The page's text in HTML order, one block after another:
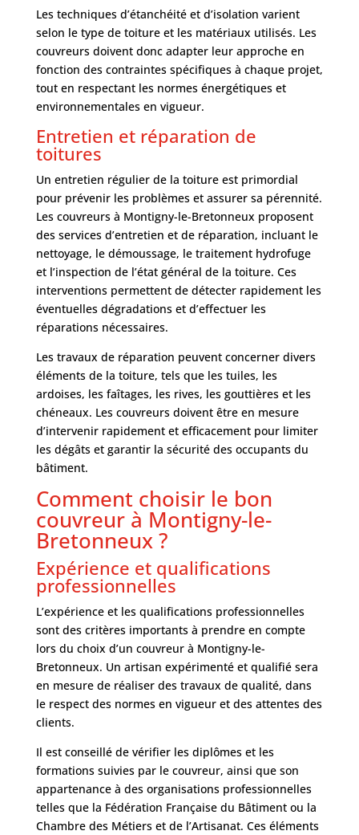
Les techniques d’étanchéité et d’isolation varient
selon le type de toiture et les matériaux utilisés. Les
couvreurs doivent donc adapter leur approche en
fonction des contraintes spécifiques à chaque projet,
tout en respectant les normes énergétiques et
environnementales en vigueur.
Entretien et réparation de
toitures
Un entretien régulier de la toiture est primordial
pour prévenir les problèmes et assurer sa pérennité.
Les couvreurs à Montigny-le-Bretonneux proposent
des services d’entretien et de réparation, incluant le
nettoyage, le démoussage, le traitement hydrofuge
et l’inspection de l’état général de la toiture. Ces
interventions permettent de détecter rapidement les
éventuelles dégradations et d’effectuer les
réparations nécessaires.
Les travaux de réparation peuvent concerner divers
éléments de la toiture, tels que les tuiles, les
ardoises, les faîtages, les rives, les gouttières et les
chéneaux. Les couvreurs doivent être en mesure
d’intervenir rapidement et efficacement pour limiter
les dégâts et garantir la sécurité des occupants du
bâtiment.
Comment choisir le bon
couvreur à Montigny-le-
Bretonneux ?
Expérience et qualifications
professionnelles
L’expérience et les qualifications professionnelles
sont des critères importants à prendre en compte
lors du choix d’un couvreur à Montigny-le-
Bretonneux. Un artisan expérimenté et qualifié sera
en mesure de réaliser des travaux de qualité, dans
le respect des normes en vigueur et des attentes des
clients.
Il est conseillé de vérifier les diplômes et les
formations suivies par le couvreur, ainsi que son
appartenance à des organisations professionnelles
telles que la Fédération Française du Bâtiment ou la
Chambre des Métiers et de l’Artisanat. Ces éléments